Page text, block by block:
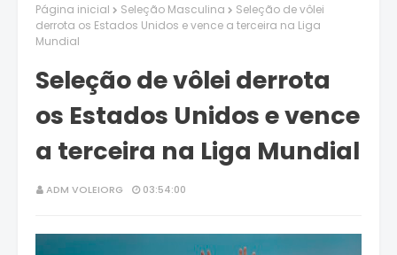
Página inicial Seleção Masculina
Seleção de vôlei
derrota os Estados Unidos e vence a terceira na Liga
Mundial
Seleção de vôlei derrota
os Estados Unidos e vence
a terceira na Liga Mundial
ADM VOLEIORG 03:54:00